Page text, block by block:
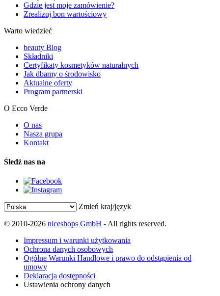
Gdzie jest moje zamówienie?
Zrealizuj bon wartościowy
Warto wiedzieć
beauty Blog
Składniki
Certyfikaty kosmetyków naturalnych
Jak dbamy o środowisko
Aktualne oferty
Program partnerski
O Ecco Verde
O nas
Nasza grupa
Kontakt
Śledź nas na
Zmień kraj/język
© 2010-2026 niceshops GmbH - All rights reserved.
Impressum i warunki użytkowania
Ochrona danych osobowych
Ogólne Warunki Handlowe i prawo do odstąpienia od
umowy
Deklaracja dostępności
Ustawienia ochrony danych